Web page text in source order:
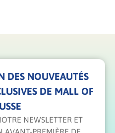
DES NOUVEAUTÉS
DE MALL OF
NEWSLETTER ET